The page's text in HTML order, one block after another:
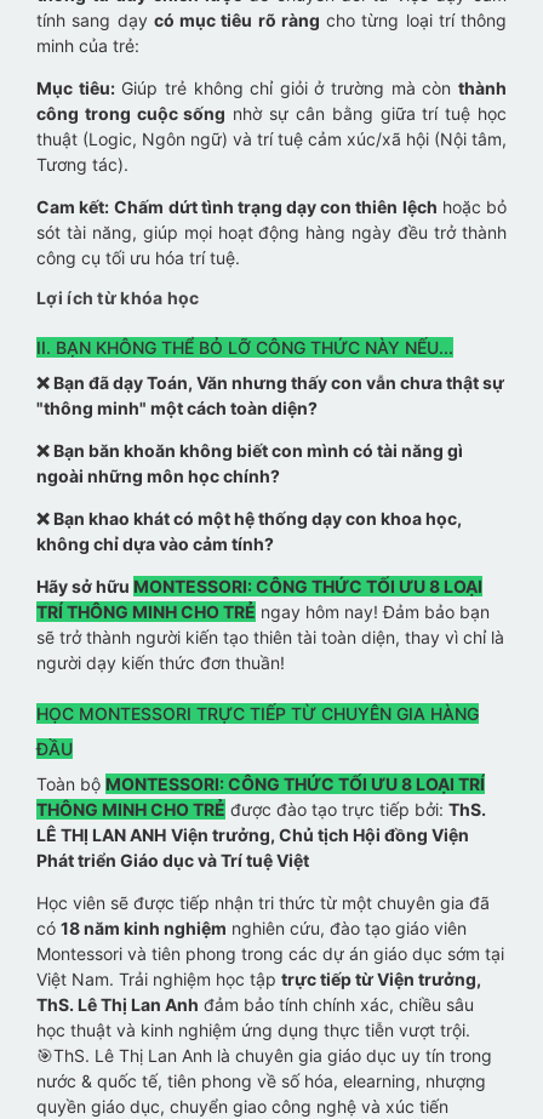
tính sang dạy có mục tiêu rõ ràng cho từng loại trí thông
minh của trẻ:
Mục tiêu:Giúp trẻ không chỉ giỏi ở trường mà cònthành
công trong cuộc sống nhờ sự cân bằng giữa trí tuệ học
thuật (Logic, Ngôn ngữ) và trí tuệ cảm xúc/xã hội (Nội tâm,
Tương tác).
Cam kết: Chấm dứt tình trạng dạy con thiên lệch hoặc bỏ
sót tài năng, giúp mọi hoạt động hàng ngày đều trở thành
công cụ tối ưu hóa trí tuệ.
Lợi ích từ khóa học
II. BẠN KHÔNG THỂ BỎ LỠ CÔNG THỨC NÀY NẾU...
❌ Bạn đã dạy Toán, Văn nhưng thấy con vẫn chưa thật sự
"thông minh" một cách toàn diện?
❌ Bạn băn khoăn không biết con mình có tài năng gì
ngoài những môn học chính?
❌ Bạn khao khát có một hệ thống dạy con khoa học,
không chỉ dựa vào cảm tính?
Hãy sở hữu MONTESSORI: CÔNG THỨC TỐI ƯU 8 LOẠI
TRÍ THÔNG MINH CHO TRẺ ngay hôm nay! Đảm bảo bạn
sẽ trở thành người kiến tạo thiên tài toàn diện, thay vì chỉ là
người dạy kiến thức đơn thuần!
HỌC MONTESSORI TRỰC TIẾP TỪ CHUYÊN GIA HÀNG
ĐẦU
Toàn bộ MONTESSORI: CÔNG THỨC TỐI ƯU 8 LOẠI TRÍ
THÔNG MINH CHO TRẺ được đào tạo trực tiếp bởi: ThS.
LÊ THỊ LAN ANH Viện trưởng, Chủ tịch Hội đồng Viện
Phát triển Giáo dục và Trí tuệ Việt
Học viên sẽ được tiếp nhận tri thức từ một chuyên gia đã
có 18 năm kinh nghiệm nghiên cứu, đào tạo giáo viên
Montessori và tiên phong trong các dự án giáo dục sớm tại
Việt Nam. Trải nghiệm học tập trực tiếp từ Viện trưởng,
ThS. Lê Thị Lan Anh đảm bảo tính chính xác, chiều sâu
học thuật và kinh nghiệm ứng dụng thực tiễn vượt trội.
🎯ThS. Lê Thị Lan Anh là chuyên gia giáo dục uy tín trong
nước & quốc tế, tiên phong về số hóa, elearning, nhượng
quyền giáo dục, chuyển giao công nghệ và xúc tiến